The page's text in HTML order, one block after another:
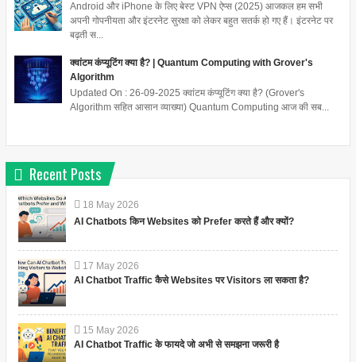
Android और iPhone के लिए बेस्ट VPN ऐप्स (2025) आजकल हम सभी
अपनी गोपनीयता और इंटरनेट सुरक्षा को लेकर बहुत सतर्क हो गए हैं। इंटरनेट पर
बढ़ती स...
क्वांटम कंप्यूटिंग क्या है? | Quantum Computing with Grover's
Algorithm
Updated On : 26-09-2025 क्वांटम कंप्यूटिंग क्या है? (Grover's
Algorithm सहित आसान व्याख्या) Quantum Computing आज की सब...
Recent Posts
18 May 2026
AI Chatbots किन Websites को Prefer करते हैं और क्यों?
17 May 2026
AI Chatbot Traffic कैसे Websites पर Visitors ला सकता है?
15 May 2026
AI Chatbot Traffic के फायदे जो अभी से समझना जरूरी है